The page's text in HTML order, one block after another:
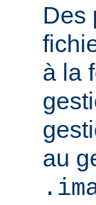
Des
à la
au